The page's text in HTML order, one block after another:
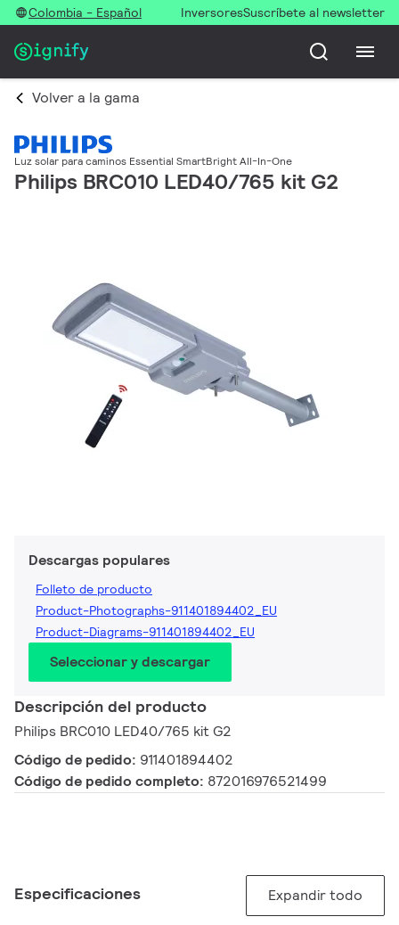
Colombia - Español InversoresSuscríbete al newsletter
Volver a la gama
Luz solar para caminos Essential SmartBright All-In-One
Philips BRC010 LED40/765 kit G2
Descargas populares
Folleto de producto
Product-Photographs-911401894402_EU
Product-Diagrams-911401894402_EU
Seleccionar y descargar
Descripción del producto
Philips BRC010 LED40/765 kit G2
Código de pedido: 911401894402
Código de pedido completo: 872016976521499
Especificaciones Expandir todo